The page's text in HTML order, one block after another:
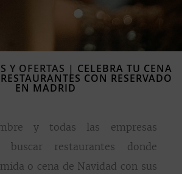
Y OFERTAS | CELEBRA TU CENA
CON RESERVADO
EN MADRID
y todas las empresas
buscar restaurantes donde
o cena de Navidad con sus